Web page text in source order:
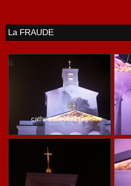
La FRAUDE
cathedrale-0991.jpg